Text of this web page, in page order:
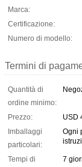
Marca:
Certificazione:
Numero di modello:
Termini di
Quantità di
ordine minimo:
Prezzo:
USD
Imballaggi
particolari:
Ogni
Tempi di
7